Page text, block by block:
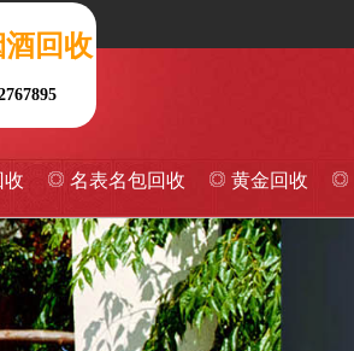
收 名表名包回收 黄金回收
回收